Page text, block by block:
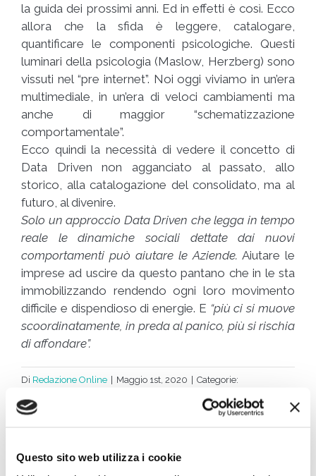
Questo sito web utilizza i cookie
la guida dei prossimi anni. Ed in effetti è così. Ecco
allora che la sfida è leggere, catalogare,
quantificare le componenti psicologiche. Questi
luminari della psicologia (Maslow, Herzberg) sono
vissuti nel “pre internet”. Noi oggi viviamo in un’era
multimediale, in un’era di veloci cambiamenti ma
anche di maggior “schematizzazione
comportamentale”.
Ecco quindi la necessità di vedere il concetto di
Data Driven non agganciato al passato, allo
storico, alla catalogazione del consolidato, ma al
futuro, al divenire.
Solo un approccio Data Driven che legga in tempo
reale le dinamiche sociali dettate dai nuovi
comportamenti può aiutare le Aziende. Aiutare le
imprese ad uscire da questo pantano che in le sta
immobilizzando rendendo ogni loro movimento
difficile e dispendioso di energie. E “più ci si muove
scoordinatamente, in preda al panico, più si rischia
di affondare”.
Di Redazione Online | Maggio 1st, 2020 | Categorie:
Articoli
content marketing
lockdown